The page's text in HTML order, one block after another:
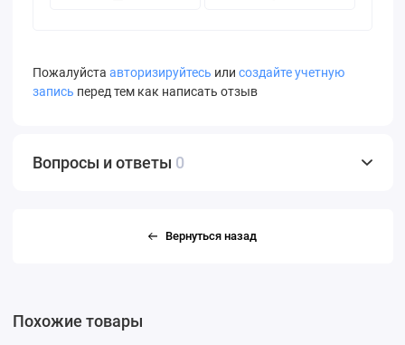
Пожалуйста авторизируйтесь или создайте учетную
запись перед тем как написать отзыв
Вопросы и ответы 0
Вернуться назад
Похожие товары